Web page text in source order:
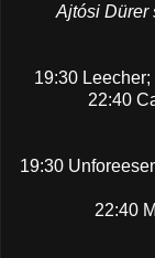
Ajtósi Dürer
19:30
22:40
19:30
22:40